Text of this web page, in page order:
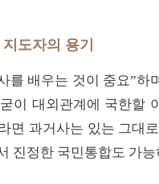
도자의 용기
를 배우는 것이 중요”하
이 대외관계에 국한할
면 과거사는 있는 그대
진정한 국민통합도 가